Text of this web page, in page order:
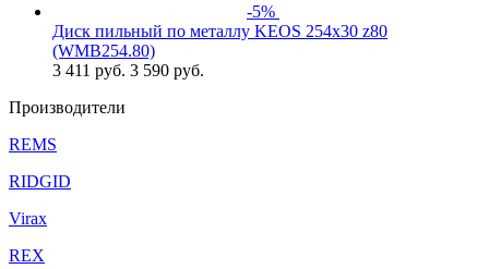
-5%
Диск пильный по металлу KEOS 254x30 z80
(WMB254.80)
3 411 руб. 3 590 руб.
Производители
REMS
RIDGID
Virax
REX